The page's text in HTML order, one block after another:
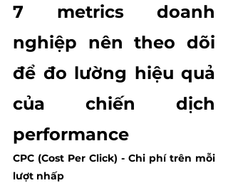
7 metrics doanh
nghiệp nên theo dõi
để đo lường hiệu quả
của chiến dịch
performance
CPC (Cost Per Click) - Chi phí trên mỗi
lượt nhấp